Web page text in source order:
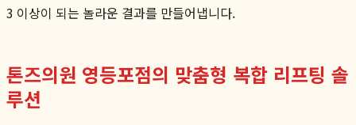
3 이상이 되는 놀라운 결과를 만들어냅니다.
톤즈의원 영등포점의 맞춤형 복합 리프팅 솔
루션